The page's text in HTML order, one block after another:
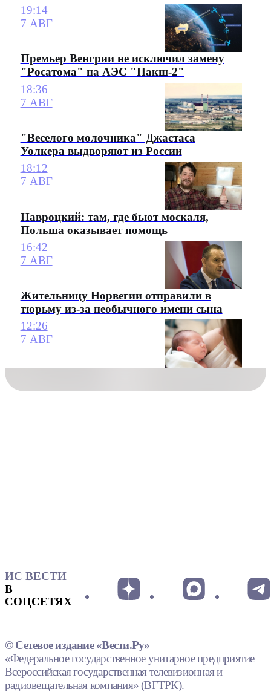
19:14
7 АВГ
Премьер Венгрии не исключил замену
"Росатома" на АЭС "Пакш-2"
18:36
7 АВГ
"Веселого молочника" Джастаса
Уолкера выдворяют из России
18:12
7 АВГ
Навроцкий: там, где бьют москаля,
Польша оказывает помощь
16:42
7 АВГ
Жительницу Норвегии отправили в
тюрьму из-за необычного имени сына
12:26
7 АВГ
ИС ВЕСТИ
В
СОЦСЕТЯХ
© Сетевое издание «Вести.Ру»
«Федеральное государственное унитарное предприятие
Всероссийская государственная телевизионная и
радиовещательная компания» (ВГТРК).